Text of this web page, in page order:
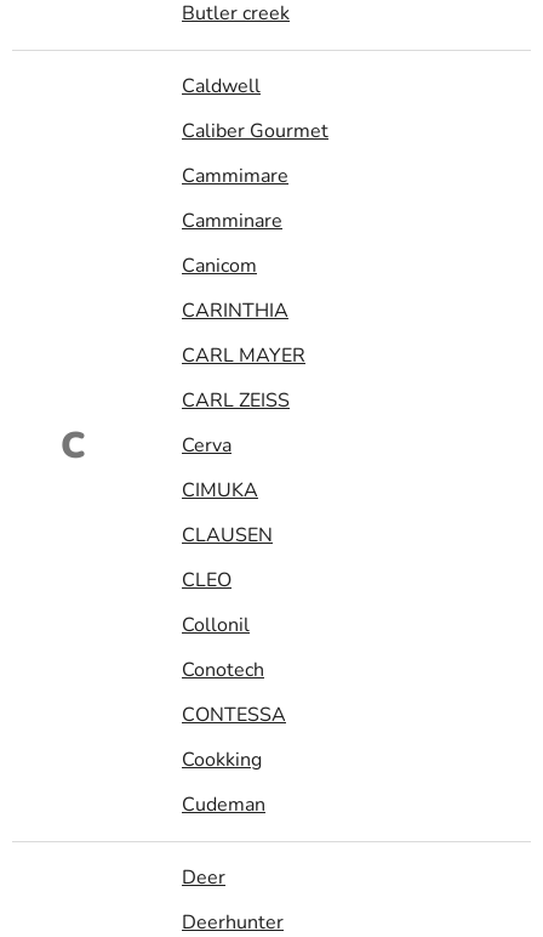
Butler creek
C
Caldwell
Caliber Gourmet
Cammimare
Camminare
Canicom
CARINTHIA
CARL MAYER
CARL ZEISS
Cerva
CIMUKA
CLAUSEN
CLEO
Collonil
Conotech
CONTESSA
Cookking
Cudeman
Deer
Deerhunter